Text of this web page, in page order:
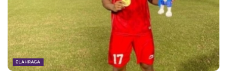
OLAHRAGA